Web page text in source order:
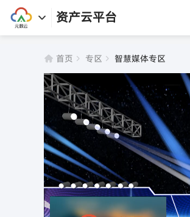
资产云平台
资产库
首页 专区 智慧媒体专区